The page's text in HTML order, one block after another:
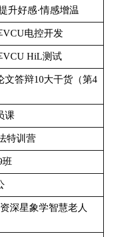
升好感·情感增温
VCU电控开发
VCU HiL测试
文答辩10大干货（第4
课
特训营
班
深星象学智慧老人